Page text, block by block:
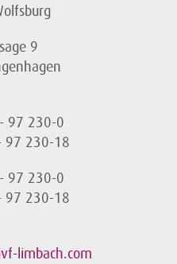
9
97 230-0
97 230-18
97 230-0
97 230-18
limbach.com